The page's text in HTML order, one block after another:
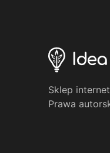
Sklep
Prawa